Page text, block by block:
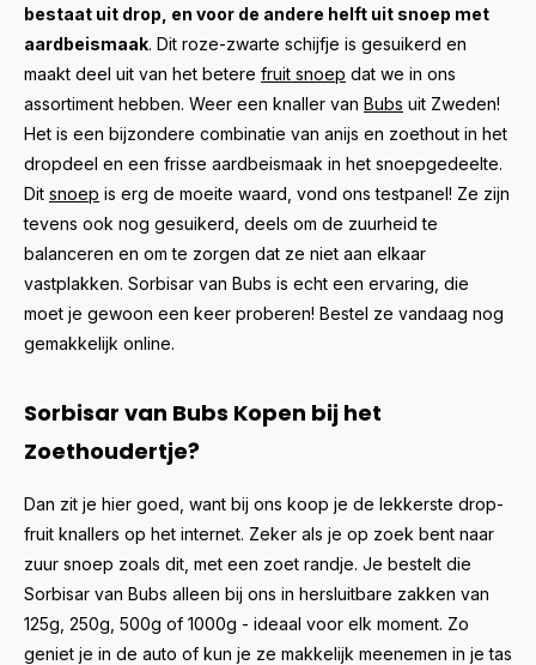
bestaat uit drop, en voor de andere helft uit snoep met
aardbeismaak. Dit roze-zwarte schijfje is gesuikerd en
maakt deel uit van het betere fruit snoep dat we in ons
assortiment hebben. Weer een knaller van Bubs uit Zweden!
Het is een bijzondere combinatie van anijs en zoethout in het
dropdeel en een frisse aardbeismaak in het snoepgedeelte.
Dit snoep is erg de moeite waard, vond ons testpanel! Ze zijn
tevens ook nog gesuikerd, deels om de zuurheid te
balanceren en om te zorgen dat ze niet aan elkaar
vastplakken. Sorbisar van Bubs is echt een ervaring, die
moet je gewoon een keer proberen! Bestel ze vandaag nog
gemakkelijk online.
Sorbisar van Bubs Kopen bij het
Zoethoudertje?
Dan zit je hier goed, want bij ons koop je de lekkerste drop-
fruit knallers op het internet. Zeker als je op zoek bent naar
zuur snoep zoals dit, met een zoet randje. Je bestelt die
Sorbisar van Bubs alleen bij ons in hersluitbare zakken van
125g, 250g, 500g of 1000g - ideaal voor elk moment. Zo
geniet je in de auto of kun je ze makkelijk meenemen in je tas